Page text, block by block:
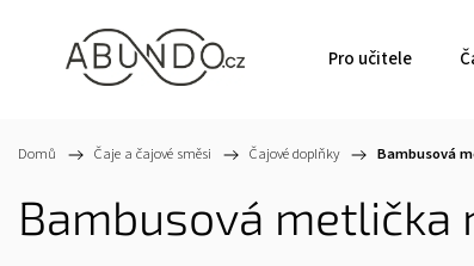
Pro učitele
Domů / Čaje a čajové směsi / Čajové doplňky / Bambusová
Bambusová metlička